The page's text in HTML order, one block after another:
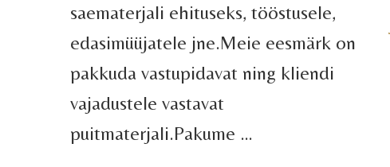
saematerjali ehituseks, tööstusele,
edasimüüjatele jne.Meie eesmärk on
pakkuda vastupidavat ning kliendi
vajadustele vastavat
puitmaterjali.Pakume …